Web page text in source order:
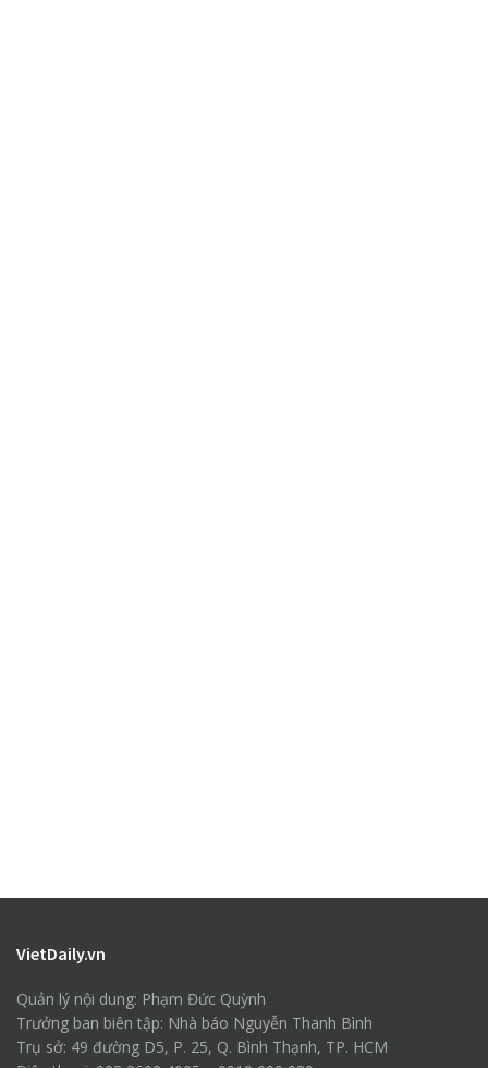
VietDaily.vn
Quản lý nội dung: Phạm Đức Quỳnh
Trưởng ban biên tập: Nhà báo Nguyễn Thanh Bình
Trụ sở: 49 đường D5, P. 25, Q. Bình Thạnh, TP. HCM